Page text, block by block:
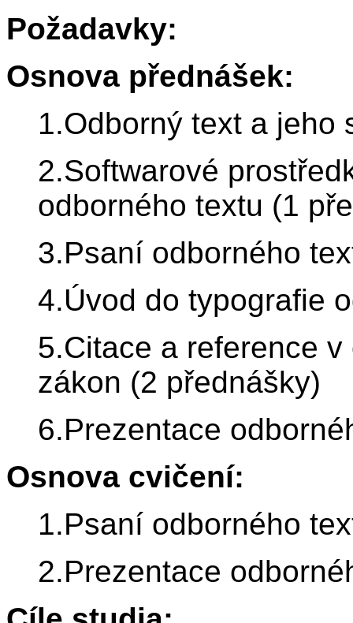
Požadavky:
Osnova přednášek:
1.Odborný text a jeho
2.Softwarové
odborného textu (1
3.Psaní odborného
4.Úvod do typografie
5.Citace a reference
zákon (2 přednášky)
6.Prezentace
Osnova cvičení:
1.Psaní odborného
2.Prezentace